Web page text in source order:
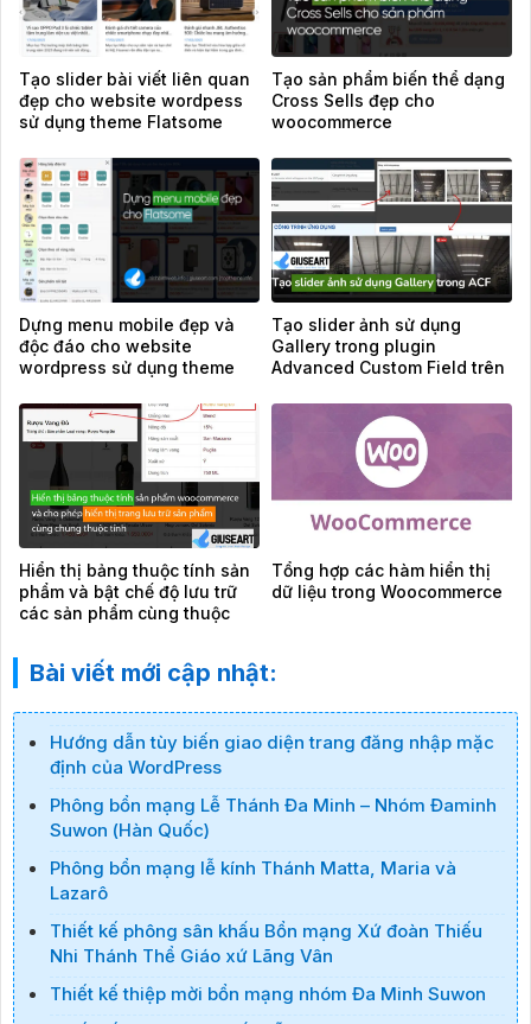
Tạo slider bài viết liên quan
đẹp cho website wordpess
sử dụng theme Flatsome
Tạo sản phẩm biến thể dạng
Cross Sells đẹp cho
woocommerce
Dựng menu mobile đẹp và
độc đáo cho website
wordpress sử dụng theme
Tạo slider ảnh sử dụng
Gallery trong plugin
Advanced Custom Field trên
Hiển thị bảng thuộc tính sản
phẩm và bật chế độ lưu trữ
các sản phẩm cùng thuộc
Tổng hợp các hàm hiển thị
dữ liệu trong Woocommerce
Bài viết mới cập nhật:
Hướng dẫn tùy biến giao diện trang đăng nhập mặc
định của WordPress
Phông bổn mạng Lễ Thánh Đa Minh – Nhóm Đaminh
Suwon (Hàn Quốc)
Phông bổn mạng lễ kính Thánh Matta, Maria và
Lazarô
Thiết kế phông sân khấu Bổn mạng Xứ đoàn Thiếu
Nhi Thánh Thể Giáo xứ Lãng Vân
Thiết kế thiệp mời bổn mạng nhóm Đa Minh Suwon